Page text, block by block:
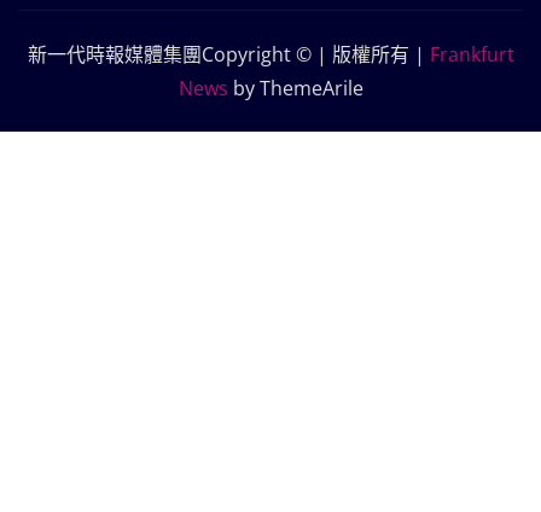
新一代時報媒體集團Copyright © | 版權所有 | Frankfurt
News by ThemeArile